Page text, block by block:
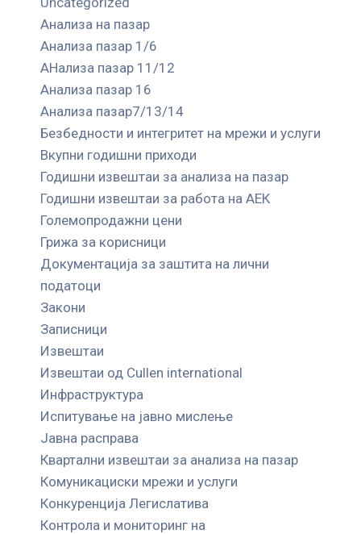
Анализа на пазар
Анализа пазар 1/6
АНализа пазар 11/12
Анализа пазар 16
Анализа пазар7/13/14
Безбедности и интегритет на мрежи и услуги
Вкупни годишни приходи
Годишни извештаи за анализа на пазар
Годишни извештаи за работа на АЕК
Големопродажни цени
Грижа за корисници
Документација за заштита на лични
податоци
Закони
Записници
Извештаи
Извештаи од Cullen international
Инфраструктура
Испитување на јавно мислење
Јавна расправа
Квартални извештаи за анализа на пазар
Комуникациски мрежи и услуги
Конкуренција Легислатива
Контрола и мониторинг на